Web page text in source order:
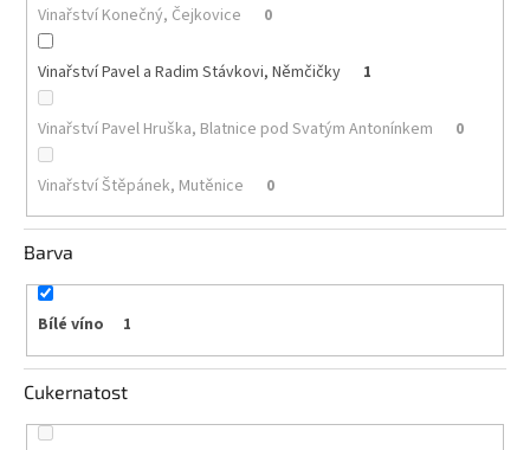
nabídka
Poslední
láhve
skladem
Cuvée
vína
Vína
jakosti
Víno
podle
obsahu
cukru
Vinařství Konečný, Čejkovice 0
Vinařství Pavel a Radim Stávkovi, Němčičky 1
Vinařství Pavel Hruška, Blatnice pod Svatým Antonínkem 0
Vinařství Štěpánek, Mutěnice 0
Barva
Bílé víno 1
Cukernatost